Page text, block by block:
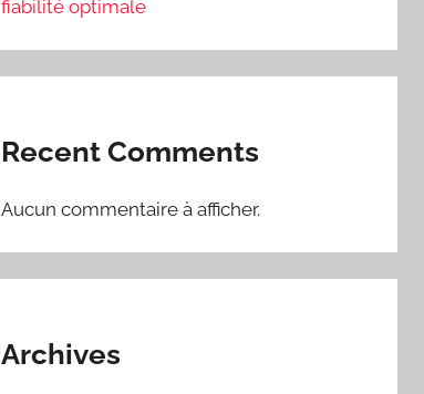
fiabilité optimale
Recent Comments
Aucun commentaire à afficher.
Archives